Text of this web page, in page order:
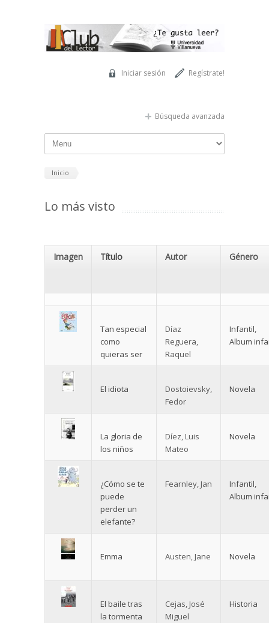
Regístrate!
Iniciar sesión
Búsqueda avanzada
Inicio
Lo más visto
Imagen Título Autor Género
Tan especial
como
quieras ser
Díaz
Reguera,
Raquel
Infantil,
Album
El idiota
Dostoievsky,
Fedor
Novela
La gloria de
los niños
Díez, Luis
Mateo
Novela
¿Cómo se te
puede
perder un
elefante?
Fearnley, Jan Infantil,
Album
Emma Austen, Jane Novela
El baile tras
la tormenta
Cejas, José
Miguel
Historia